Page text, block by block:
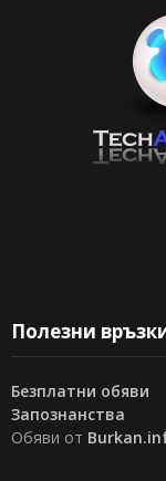
Полезни
Безплатни обяви
Запознанства
Обяви от